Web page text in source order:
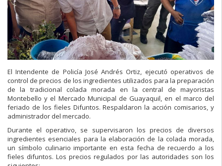
El Intendente de Policía José Andrés Ortiz, ejecutó operativos de
control de precios de los ingredientes utilizados para la preparación
de la tradicional colada morada en la central de mayoristas
Montebello y el Mercado Municipal de Guayaquil, en el marco del
feriado de los fieles Difuntos. Respaldaron la acción comisarios, y
administrador del mercado.
Durante el operativo, se supervisaron los precios de diversos
ingredientes esenciales para la elaboración de la colada morada,
un símbolo culinario importante en esta fecha de recuerdo a los
fieles difuntos. Los precios regulados por las autoridades son los